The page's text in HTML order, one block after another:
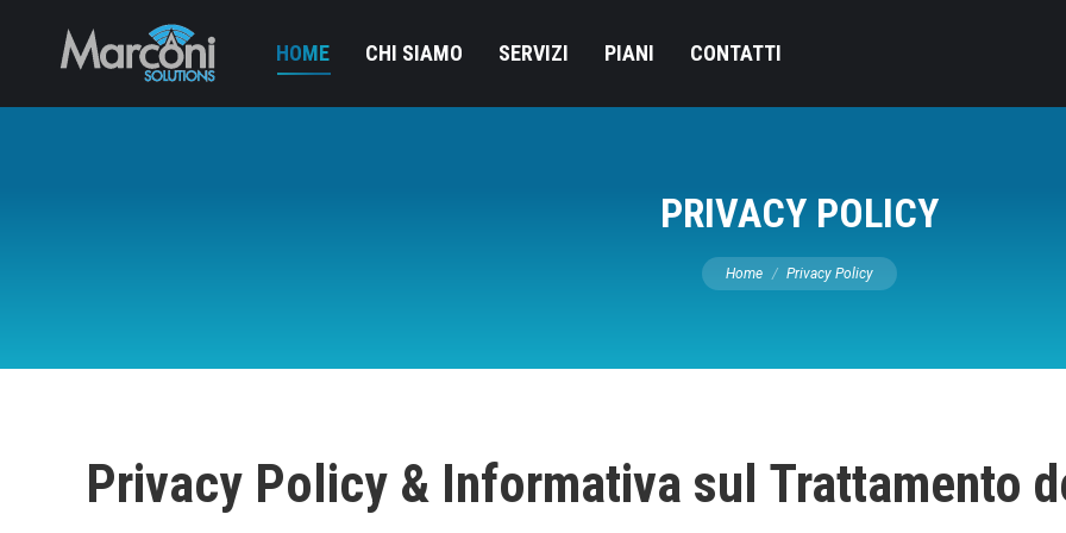
HOME CHI SIAMO SERVIZI PIANI CONTATTI
PRIVACY POLICY
You are here:
Home Privacy Policy
Privacy Policy & Informativa sul Trattamento